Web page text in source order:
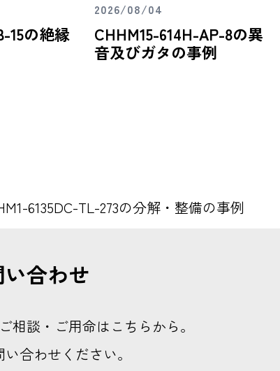
15の絶縁
2026/08/04
CHHM15-614H-AP-8の異
音及びガタの事例
6135DC-TL-273の分解・整備の事例
い合わせ
相談・ご用命はこちらから。
合わせください。